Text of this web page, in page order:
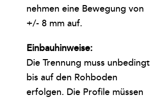
nehmen eine Bewegung von
+/- 8 mm auf.
Einbauhinweise:
Die Trennung muss unbedingt
bis auf den Rohboden
erfolgen. Die Profile müssen